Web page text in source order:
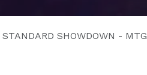
STANDARD SHOWDOWN - MTG